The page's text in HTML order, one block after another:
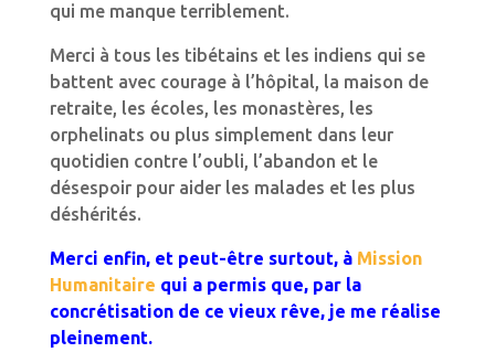
qui me manque terriblement.
Merci à tous les tibétains et les indiens qui se
battent avec courage à l’hôpital, la maison de
retraite, les écoles, les monastères, les
orphelinats ou plus simplement dans leur
quotidien contre l’oubli, l’abandon et le
désespoir pour aider les malades et les plus
déshérités.
Merci enfin, et peut-être surtout, à Mission
Humanitaire qui a permis que, par la
concrétisation de ce vieux rêve, je me réalise
pleinement.